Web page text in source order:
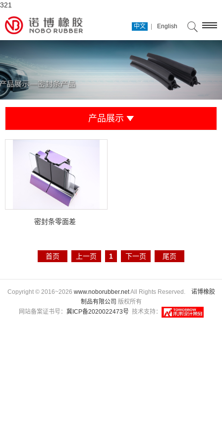
321
中文 English
产品展示
密封条零面差
首页 上一页 1 下一页 尾页
Copyright © 2016~2026 www.noborubber.netAll Rights Reserved. 诺博橡胶
制品有限公司 版权所有
网站备案证书号： 冀ICP备2020022473号技术支持：